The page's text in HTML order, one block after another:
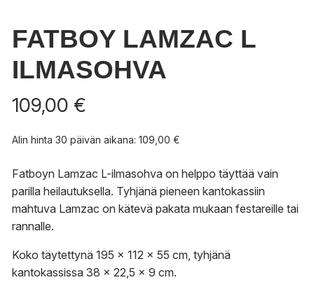
FATBOY LAMZAC L
ILMASOHVA
109,00 €
Alin hinta 30 päivän aikana: 109,00 €
Fatboyn Lamzac L-ilmasohva on helppo täyttää vain
parilla heilautuksella. Tyhjänä pieneen kantokassiin
mahtuva Lamzac on kätevä pakata mukaan festareille tai
rannalle.
Koko täytettynä 195 x 112 x 55 cm, tyhjänä
kantokassissa 38 x 22,5 x 9 cm.